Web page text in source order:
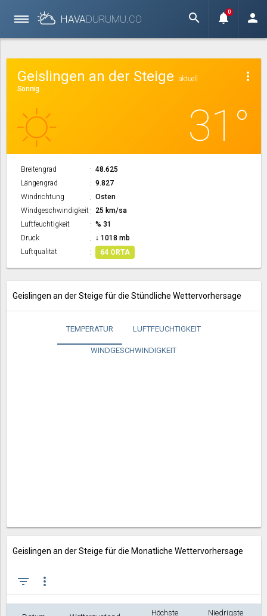
HAVADURUMU.CO search notifications
0 person
more_vert
Geislingen an der Steige
aktuell
Sonnig
31°
Breitengrad
48.625
Längengrad
9.827
Windrichtung
Osten
Windgeschwindigkeit
25 km/sa
Luftfeuchtigkeit
% 31
Druck
↓ 1018 mb
Luftqualität
64 ORTA
Geislingen an der Steige für die Stündliche Wettervorhersage
TEMPERATUR LUFTFEUCHTIGKEIT
WINDGESCHWINDIGKEIT
Geislingen an der Steige für die Monatliche Wettervorhersage
filter_list more_vert
Höchste
Niedrigste